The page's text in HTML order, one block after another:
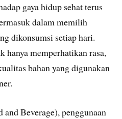
gaya hidup sehat terus
dalam memilih
dikonsumsi setiap hari.
hanya memperhatikan rasa,
bahan yang digunakan
Beverage), penggunaan